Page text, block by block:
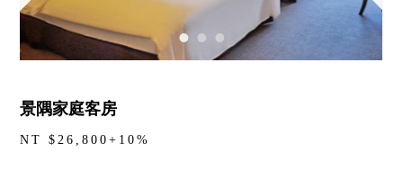
景隅家庭客房
NT $26,800+10%